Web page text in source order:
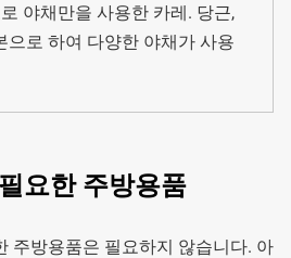
야채만을 사용한 카레. 당근,
으로 하여 다양한 야채가 사용
요한 주방용품
주방용품은 필요하지 않습니다. 아